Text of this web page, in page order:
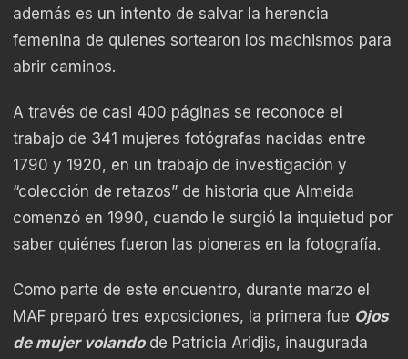
además es un intento de salvar la herencia
femenina de quienes sortearon los machismos para
abrir caminos.
A través de casi 400 páginas se reconoce el
trabajo de 341 mujeres fotógrafas nacidas entre
1790 y 1920, en un trabajo de investigación y
“colección de retazos” de historia que Almeida
comenzó en 1990, cuando le surgió la inquietud por
saber quiénes fueron las pioneras en la fotografía.
Como parte de este encuentro, durante marzo el
MAF preparó tres exposiciones, la primera fue Ojos
de mujer volandode Patricia Aridjis, inaugurada